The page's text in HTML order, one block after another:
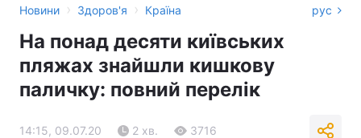
Новини › Здоров'я › Країна рус
На понад десяти київських
пляжах знайшли кишкову
паличку: повний перелік
14:15, 09.07.20 2 хв. 3716